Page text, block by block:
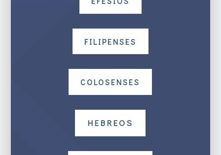
FILIPENSES
COLOSENSES
HEBREOS